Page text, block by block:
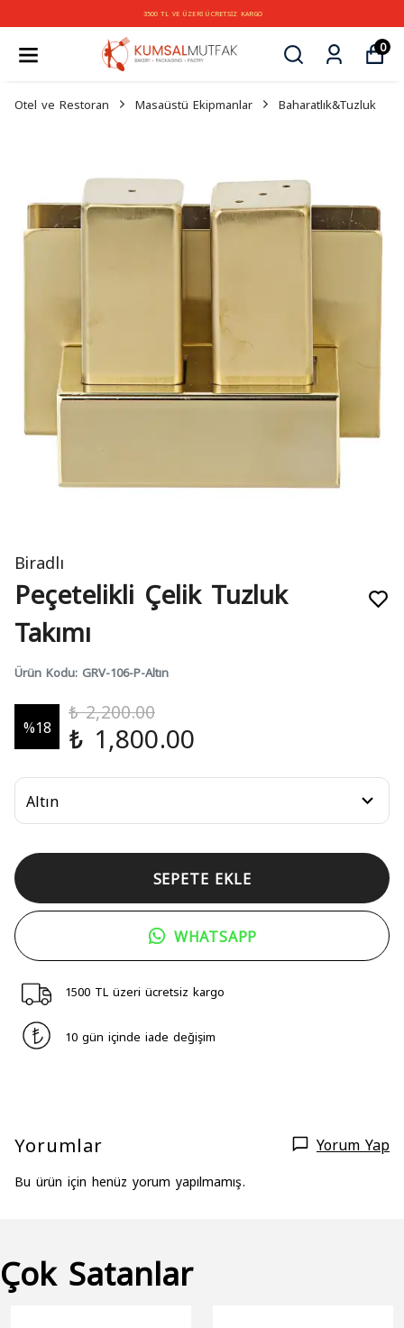
3500 TL VE ÜZERİ ÜCRETSİZ KARGO
0
Otel ve Restoran Masaüstü Ekipmanlar Baharatlık&Tuzluk
Biradlı
Peçetelikli Çelik Tuzluk
Takımı
Ürün Kodu: GRV-106-P-Altın
%18
₺ 2,200.00
₺ 1,800.00
SEPETE EKLE
WHATSAPP
1500 TL üzeri ücretsiz kargo
10 gün içinde iade değişim
Yorumlar Yorum Yap
Bu ürün için henüz yorum yapılmamış.
Çok Satanlar